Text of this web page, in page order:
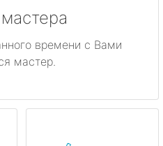
времени с Вами
мастер.